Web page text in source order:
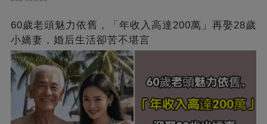
60歲老頭魅力依舊，「年收入高達200萬」再娶28歲
小嬌妻，婚后生活卻苦不堪言